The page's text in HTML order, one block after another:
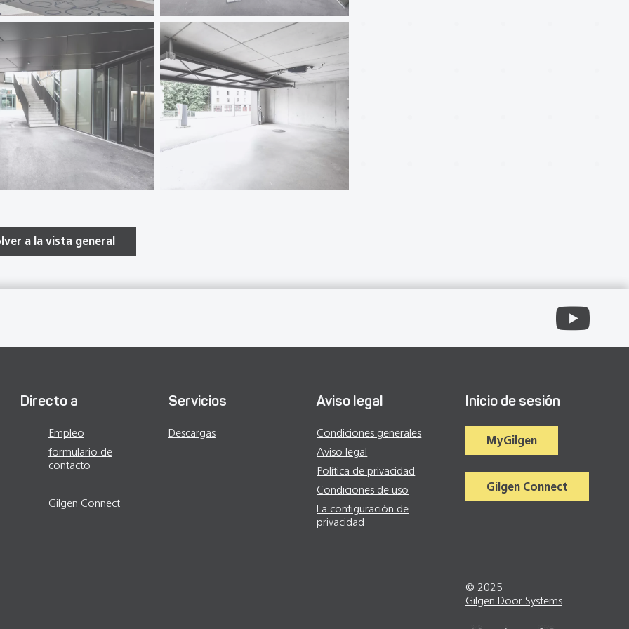
a la vista general
Directo a
Empleo
formulario de
contacto
Gilgen Connect
Servicios
Descargas
Aviso legal
Condiciones generales
Aviso legal
Política de privacidad
Condiciones de uso
La configuración de
privacidad
Inicio de sesión
MyGilgen
Gilgen Connect
© 2025
Gilgen Door Systems